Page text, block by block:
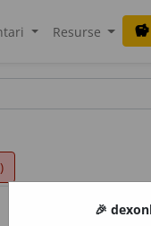
Resurse savings
🎉